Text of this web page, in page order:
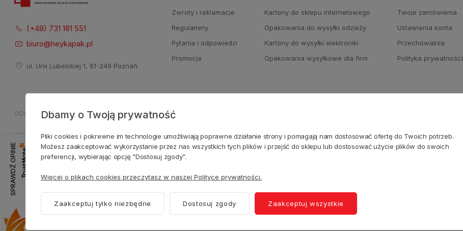
(+48) 731 181 551
biuro@heykapak.pl
ul. Unii Lubelskiej 1, 61-249 Poznań
Zwroty i reklamacje
Regulaminy
Pytania i odpowiedzi
Promocje
Kartony do sklepu internetowego
Opakowania do wysyłki odzieży
Kartony do wysyłki elektroniki
Opakowania wysyłkowe dla firm
Twoje zamówienia
Ustawienia konta
Przechowalnia
Polityka prywatności
ODWIEDŹ NASZE SOCIAL MEDIA ZAUFANE PŁATNOŚCI
SPRAWDŹ OPINIE
Dbamy o Twoją prywatność
Pliki cookies i pokrewne im technologie umożliwiają poprawne działanie strony i pomagają nam dostosować ofertę do Twoich potrzeb.
Możesz zaakceptować wykorzystanie przez nas wszystkich tych plików i przejść do sklepu lub dostosować użycie plików do swoich
preferencji, wybierając opcję "Dostosuj zgody".
Więcej o plikach cookies przeczytasz w naszej Polityce prywatności.
Zaakceptuj tylko niezbędne Dostosuj zgody Zaakceptuj wszystkie